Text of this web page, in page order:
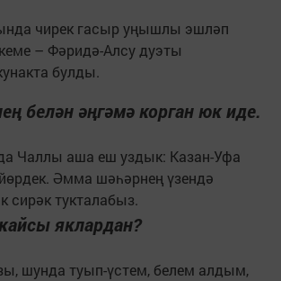
чирек гасыр уңышлы эшләп
– Фәридә-Алсу дуэты
булды.
белән әңгәмә корган юк иде.
Чаллы аша еш уздык: Казан-Уфа
Әмма шәһәрнең үзендә
сирәк тукталабыз.
яклардан?
шунда туып-үстем, белем алдым,